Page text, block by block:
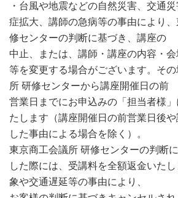
・台風や地震などの自然災害、交通
症拡大、講師の急病等の事由により
修センターの判断に基づき、講座の
中止、または、講師・講座の内容・
等を変更する場合がございます。そ
所 研修センターから講座開催日の前
営業日までにお申込みの「担当者様
たします（講座開催日の前営業日後
した事由による場合を除く）。
東京商工会議所 研修センターの判断
した際には、受講料を全額返金いた
象や交通遅延等の事由により、